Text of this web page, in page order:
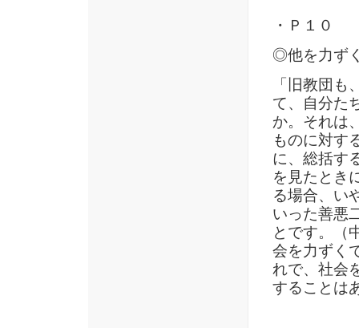
・Ｐ１０
◎他を力ず
「旧教団
て、自分た
か。それは
ものに対す
に、総括す
を見たとき
る場合、い
いった善悪
とです。（
会を力ずく
れで、社会
することは